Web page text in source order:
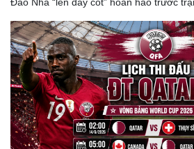
Doanh nghiệp 24h
Doanh nhân
Vì cộng đồng
Tin
Trải